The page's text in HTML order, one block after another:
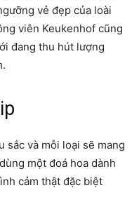
vẻ đẹp của loài
viên Keukenhof cũng
đang thu hút lượng
sắc và mỗi loại sẽ mang
một đoá hoa dành
cảm thật đặc biệt